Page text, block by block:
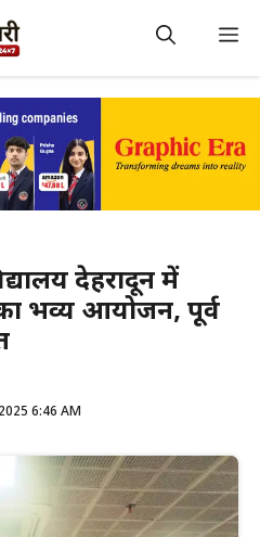
देहरादून में
भव्य आयोजन, पूर्व
6:46 AM